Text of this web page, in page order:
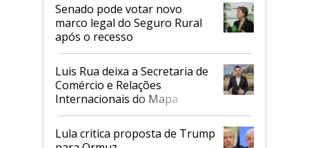
Senado pode votar novo
marco legal do Seguro Rural
após o recesso
Luis Rua deixa a Secretaria de
Comércio e Relações
Internacionais do Mapa
Lula critica proposta de Trump